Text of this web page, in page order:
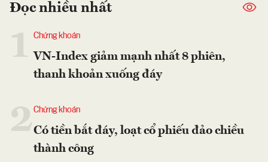
Đọc nhiều nhất
Chứng khoán
VN-Index giảm mạnh nhất 8 phiên,
thanh khoản xuống đáy
2Chứng khoán
Có tiền bắt đáy, loạt cổ phiếu đảo chiều
thành công